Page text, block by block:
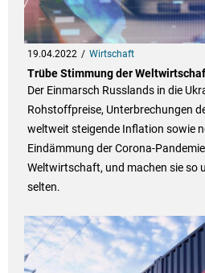
19.04.2022 Wirtschaft
Trübe Stimmung der
Der Einmarsch Russlands in die
Rohstoffpreise, Unterbrechungen
weltweit steigende Inflation sowie
Eindämmung der Corona-
Weltwirtschaft, und machen sie so
selten.